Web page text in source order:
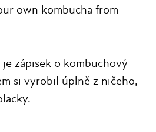
own kombucha from
je zápisek o kombuchový
si vyrobil úplně z ničeho,